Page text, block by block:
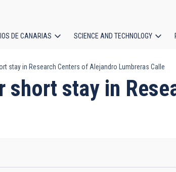
DE CANARIAS SCIENCE AND TECHNOLOGY
stay in Research Centers of Alejandro Lumbreras Calle
stay in